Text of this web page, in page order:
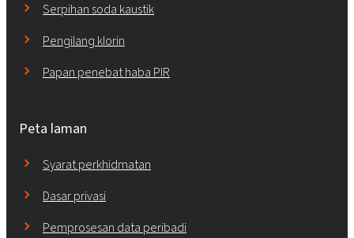
Serpihan soda kaustik
Pengilang klorin
Papan penebat haba PIR
Peta laman
Syarat perkhidmatan
Dasar privasi
Pemprosesan data peribadi